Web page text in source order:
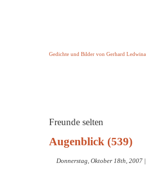
Gedichte und Bilder von Gerhard Ledwina
Freunde selten
Augenblick (539)
Donnerstag, Oktober 18th, 2007 |